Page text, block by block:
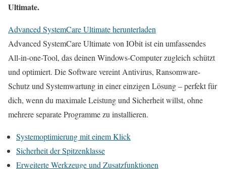
Ultimate.
Advanced SystemCare Ultimate herunterladen
Advanced SystemCare Ultimate von IObit ist ein umfassendes
All-in-one-Tool, das deinen Windows-Computer zugleich schützt
und optimiert. Die Software vereint Antivirus, Ransomware-
Schutz und Systemwartung in einer einzigen Lösung – perfekt für
dich, wenn du maximale Leistung und Sicherheit willst, ohne
mehrere separate Programme zu installieren.
Systemoptimierung mit einem Klick
Sicherheit der Spitzenklasse
Erweiterte Werkzeuge und Zusatzfunktionen